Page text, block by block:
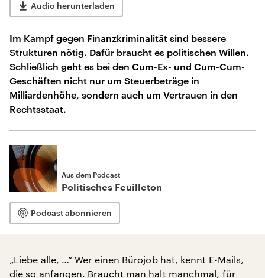
Audio herunterladen
Im Kampf gegen Finanzkriminalität sind bessere
Strukturen nötig. Dafür braucht es politischen Willen.
Schließlich geht es bei den Cum-Ex- und Cum-Cum-
Geschäften nicht nur um Steuerbeträge in
Milliardenhöhe, sondern auch um Vertrauen in den
Rechtsstaat.
Aus dem Podcast
Politisches Feuilleton
Podcast abonnieren
„Liebe alle, …“ Wer einen Bürojob hat, kennt E-Mails,
die so anfangen. Braucht man halt manchmal, für